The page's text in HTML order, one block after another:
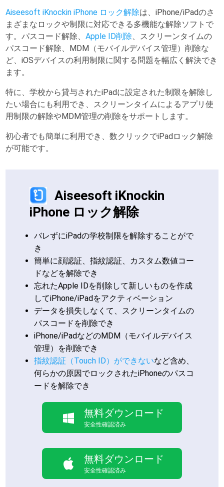
Aiseesoft iKnockin iPhone ロック解除は、iPhone/iPadのさ
まざまなロックや制限に対応できる多機能な解除ソフトで
す。パスコード解除、Apple ID削除、スクリーンタイムの
パスコード解除、MDM（モバイルデバイス管理）削除な
ど、iOSデバイスの利用制限に関する問題を幅広く解決でき
ます。
特に、学校から貸与されたiPadに設定された制限を解除し
たい場合にも利用でき、スクリーンタイムによるアプリ使
用制限の解除やMDM管理の削除をサポートします。
初心者でも簡単に利用でき、数クリックでiPadロック解除
が可能です。
Aiseesoft iKnockin
iPhone ロック解除
バレずにiPadの学校制限を解除することがで
き
簡単に顔認証、指紋認証、カスタム数値コー
ドなどを解除でき
忘れたApple IDを削除して新しいものを作成
してiPhone/iPadをアクティベーション
データを損失しなくて、スクリーンタイムの
パスコードを削除でき
iPhone/iPadなどのMDM（モバイルデバイス
管理）を削除でき
指紋認証（Touch ID）ができないなど含め、
何らかの原因でロックされたiPhoneのパスコ
ードを解除でき
無料ダウンロード
安全性確認済み
無料ダウンロード
安全性確認済み